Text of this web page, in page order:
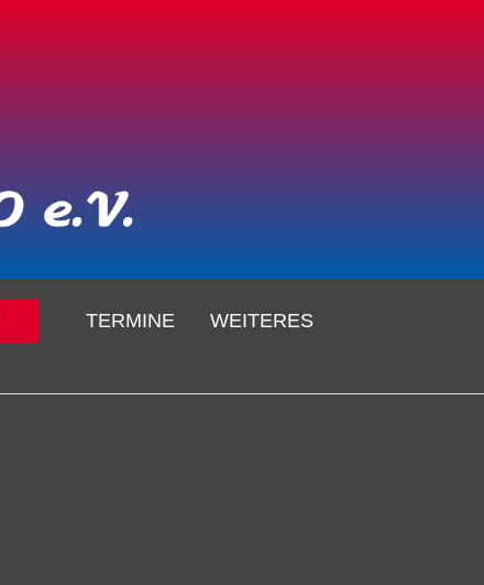
TERMINE WEITERES